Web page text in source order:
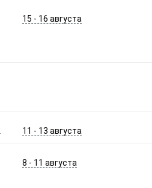
15 - 16 августа
11 - 13 августа
8 - 11 августа